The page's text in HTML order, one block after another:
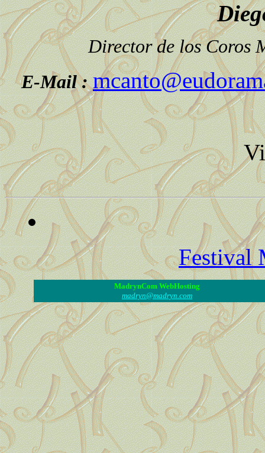
Director de los Coros
E-Mail :
Festival
MadrynCom WebHosting
madryn@madryn.com